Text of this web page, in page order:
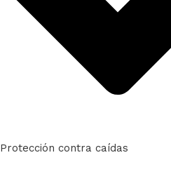
Protección contra caídas